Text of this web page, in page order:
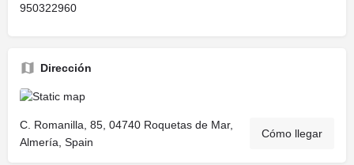
950322960
Dirección
C. Romanilla, 85, 04740 Roquetas de Mar,
Almería, Spain
Cómo llegar